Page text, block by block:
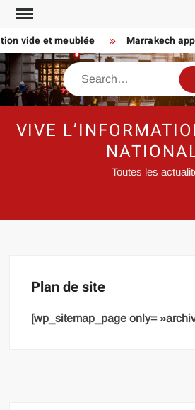
Skip
contentvide et meublée Marrakech
Search
VIVE
Toutes les
Plan de site
[wp_sitemap_page only=